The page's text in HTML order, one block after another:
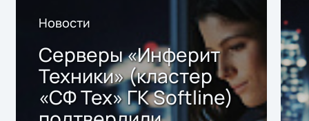
Новости
Серверы «Инферит
Техники» (кластер
«СФ Тех» ГК Softline)